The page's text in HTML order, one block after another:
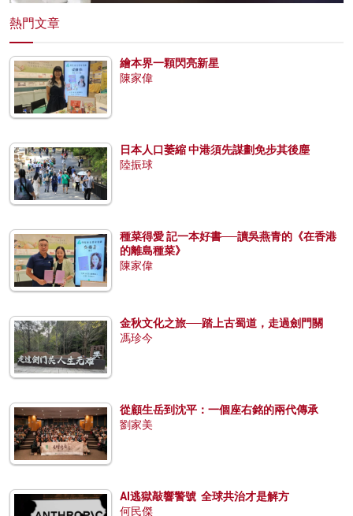
熱門文章
繪本界一顆閃亮新星
陳家偉
日本人口萎縮 中港須先謀劃免步其後塵
陸振球
種菜得愛 記一本好書──讀吳燕青的《在香港
的離島種菜》
陳家偉
金秋文化之旅──踏上古蜀道，走過劍門關
馮珍今
從顧生岳到沈平：一個座右銘的兩代傳承
劉家美
AI逃獄敲響警號 全球共治才是解方
何民傑